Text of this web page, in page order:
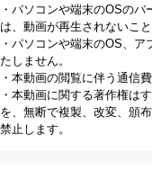
・パソコンや端末のOSの
は、動画が再生されないこと
・パソコンや端末のOS、
たしません。
・本動画の閲覧に伴う通信
・本動画に関する著作権は
を、無断で複製、改変、頒
禁止します。